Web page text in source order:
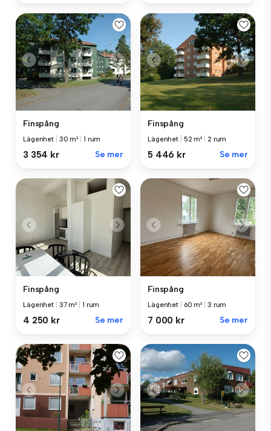
Finspång
Lägenhet 30 m² 1 rum
3 354 kr Se mer
Finspång
Lägenhet 52 m² 2 rum
5 446 kr Se mer
Finspång
Lägenhet 37 m² 1 rum
4 250 kr Se mer
Finspång
Lägenhet 60 m² 3 rum
7 000 kr Se mer